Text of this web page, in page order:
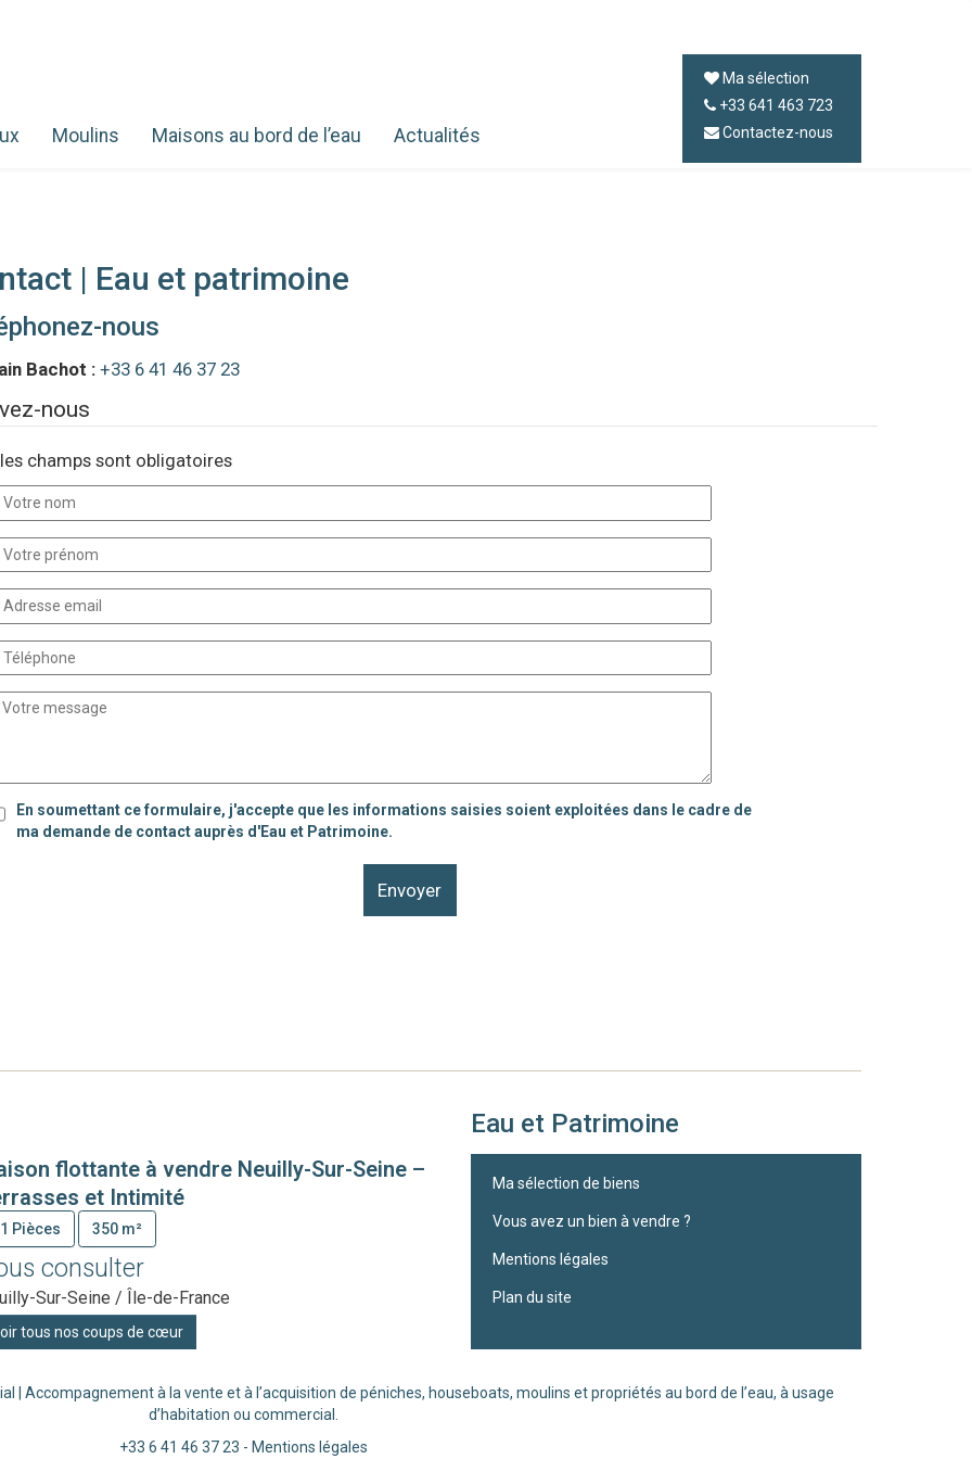
Ma sélection
+33 641 463 723
Contactez-nous
Moulins Maisons au bord de l’eau Actualités
| Eau et patrimoine
nous
Bachot : +33 6 41 46 37 23
nous
champs sont obligatoires
En soumettant ce formulaire, j'accepte que les informations saisies soient exploitées dans le cadre de
ma demande de contact auprès d'Eau et Patrimoine.
Envoyer
flottante à vendre Neuilly-Sur-Seine –
et Intimité
Pièces 350 m²
consulter
Sur-Seine / Île-de-France
tous nos coups de cœur
Eau et Patrimoine
Ma sélection de biens
Vous avez un bien à vendre ?
Mentions légales
Plan du site
| Accompagnement à la vente et à l’acquisition de péniches, houseboats, moulins et propriétés au bord de l’eau, à usage
d’habitation ou commercial.
+33 6 41 46 37 23 - Mentions légales